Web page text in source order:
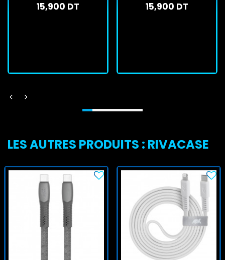
15,900 DT 15,900 DT
LES AUTRES PRODUITS : RIVACASE